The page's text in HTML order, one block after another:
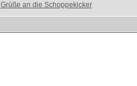
Grüße an die Schoppekicker